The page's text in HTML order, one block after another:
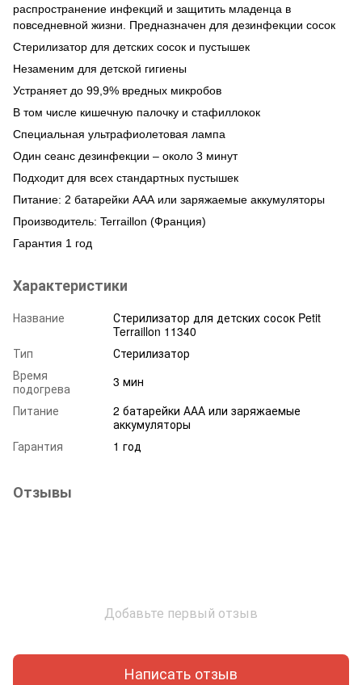
распространение инфекций и защитить младенца в
повседневной жизни. Предназначен для дезинфекции сосок
Стерилизатор для детских сосок и пустышек
Незаменим для детской гигиены
Устраняет до 99,9% вредных микробов
В том числе кишечную палочку и стафиллокок
Специальная ультрафиолетовая лампа
Один сеанс дезинфекции – около 3 минут
Подходит для всех стандартных пустышек
Питание: 2 батарейки ААА или заряжаемые аккумуляторы
Производитель: Terraillon (Франция)
Гарантия 1 год
Характеристики
Название
Стерилизатор для детских сосок Petit
Terraillon 11340
Тип
Стерилизатор
Время
подогрева
3 мин
Питание
2 батарейки ААА или заряжаемые
аккумуляторы
Гарантия
1 год
Отзывы
Добавьте первый отзыв
Написать отзыв